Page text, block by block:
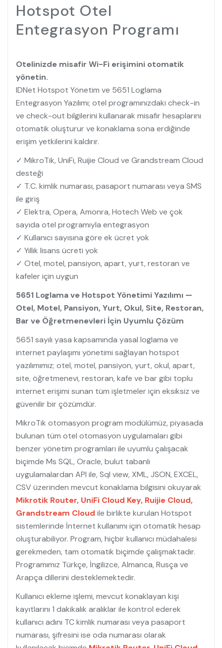
Hotspot Otel
Entegrasyon Programı
Otelinizde misafir Wi-Fi erişimini otomatik
yönetin.
IDNet Hotspot Yönetim ve 5651 Loglama
Entegrasyon Yazılımı; otel programınızdaki check-in
ve check-out bilgilerini kullanarak misafir hesaplarını
otomatik oluşturur ve konaklama sona erdiğinde
erişim yetkilerini kaldırır.
✓ MikroTik, UniFi, Ruijie Cloud ve Grandstream Cloud
desteği
✓ T.C. kimlik numarası, pasaport numarası veya SMS
ile giriş
✓ Elektra, Opera, Amonra, Hotech Web ve çok
sayıda otel programıyla entegrasyon
✓ Kullanıcı sayısına göre ek ücret yok
✓ Yıllık lisans ücreti yok
✓ Otel, motel, pansiyon, apart, yurt, restoran ve
kafeler için uygun
5651 Loglama ve Hotspot Yönetimi Yazılımı —
Otel, Motel, Pansiyon, Yurt, Okul, Site, Restoran,
Bar ve Öğretmenevleri İçin Uyumlu Çözüm
5651 sayılı yasa kapsamında yasal loglama ve
internet paylaşımı yönetimi sağlayan hotspot
yazılımımız; otel, motel, pansiyon, yurt, okul, apart,
site, öğretmenevi, restoran, kafe ve bar gibi toplu
internet erişimi sunan tüm işletmeler için eksiksiz ve
güvenilir bir çözümdür.
MikroTik otomasyon program modülümüz, piyasada
bulunan tüm otel otomasyon uygulamaları gibi
benzer yönetim programları ile uyumlu çalışacak
biçimde Ms SQL, Oracle, bulut tabanlı
uygulamalardan API ile, Sql view, XML, JSON, EXCEL,
CSV üzerinden mevcut konaklama bilgisini okuyarak
Mikrotik Router, UniFi Cloud Key, Ruijie Cloud,
Grandstream Cloud ile birlikte kurulan Hotspot
sistemlerinde İnternet kullanımı için otomatik hesap
oluşturabiliyor. Program, hiçbir kullanıcı müdahalesi
gerekmeden, tam otomatik biçimde çalışmaktadır.
Programımız Türkçe, İngilizce, Almanca, Rusça ve
Arapça dillerini desteklemektedir.
Kullanıcı ekleme işlemi, mevcut konaklayan kişi
kayıtlarını 1 dakikalık aralıklar ile kontrol ederek
kullanıcı adını TC kimlik numarası veya pasaport
numarası, şifresini ise oda numarası olarak